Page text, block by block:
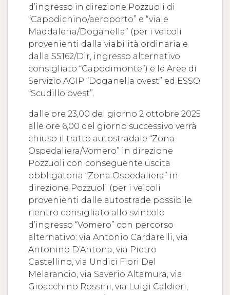
d’ingresso in direzione Pozzuoli di
“Capodichino/aeroporto” e “viale
Maddalena/Doganella” (per i veicoli
provenienti dalla viabilità ordinaria e
dalla SS162/Dir, ingresso alternativo
consigliato “Capodimonte”) e le Aree di
Servizio AGIP “Doganella ovest” ed ESSO
“Scudillo ovest”.
dalle ore 23,00 del giorno 2 ottobre 2025
alle ore 6,00 del giorno successivo verrà
chiuso il tratto autostradale “Zona
Ospedaliera/Vomero” in direzione
Pozzuoli con conseguente uscita
obbligatoria “Zona Ospedaliera” in
direzione Pozzuoli (per i veicoli
provenienti dalle autostrade possibile
rientro consigliato allo svincolo
d’ingresso “Vomero” con percorso
alternativo: via Antonio Cardarelli, via
Antonino D’Antona, via Pietro
Castellino, via Undici Fiori Del
Melarancio, via Saverio Altamura, via
Gioacchino Rossini, via Luigi Caldieri,